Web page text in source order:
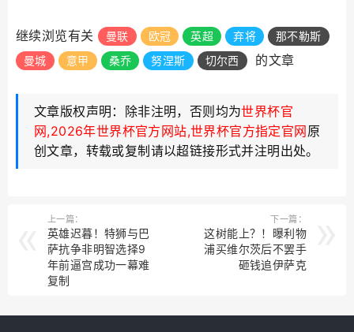
继续浏览有关 曼联 欧冠 英超 弃将
那不勒斯
曼城
意甲 桑乔 努涅斯 切尔西 的文章
文章版权声明：除非注明，否则均为世界杯官
网,2026年世界杯官方网站,世界杯官方指定官网 原
创文章，转载或复制请以超链接形式并注明出处。
上一篇：
英雄迟暮！特狮与巴
萨抗争非明智选择9
年前逼宫成功一幕难
复制
下一篇：
这树能上？！曝利物
浦买维尔茨后不罢手
砸钱追伊萨克